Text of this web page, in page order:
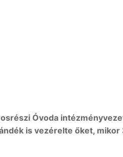
Óvoda
is vezérelte őket,